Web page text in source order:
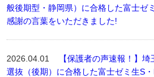
般後期型・静岡県）に合格した富士ゼ
感謝の言葉をいただきました!
2026.04.01
【保護者の声速報！】
選抜（後期）に合格した富士ゼミ生S